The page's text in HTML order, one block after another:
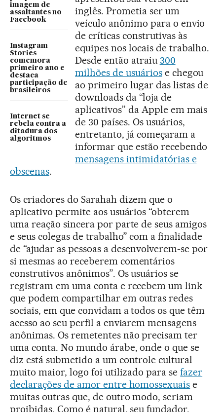
imagem de
assaltantes no
Facebook
Instagram
Stories
comemora
primeiro ano e
destaca
participação de
brasileiros
Internet se
rebela contra a
ditadura dos
algoritmos
inglês. Prometia ser um
veículo anônimo para o envio
de críticas construtivas às
equipes nos locais de trabalho.
Desde então atraiu 300
milhões de usuáriose chegou
ao primeiro lugar das listas de
downloads da “loja de
aplicativos” da Apple em mais
de 30 países. Os usuários,
entretanto, já começaram a
informar que estão recebendo
mensagens intimidatórias e
obscenas.
Os criadores do Sarahah dizem que o
aplicativo permite aos usuários “obterem
uma reação sincera por parte de seus amigos
e seus colegas de trabalho” com a finalidade
de “ajudar as pessoas a desenvolverem-se por
si mesmas ao receberem comentários
construtivos anônimos”. Os usuários se
registram em uma conta e recebem um link
que podem compartilhar em outras redes
sociais, em que convidam a todos os que têm
acesso ao seu perfil a enviarem mensagens
anônimas. Os remetentes não precisam ter
uma conta. No mundo árabe, onde o que se
diz está submetido a um controle cultural
muito maior, logo foi utilizado para sefazer
declarações de amor entre homossexuais e
muitas outras que, de outro modo, seriam
proibidas. Como é natural, seu fundador,